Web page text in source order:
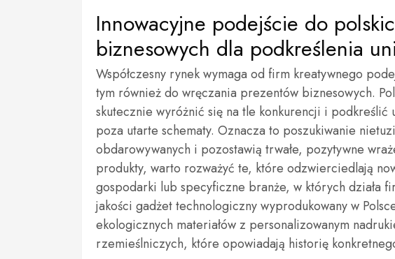
Innowacyjne podejście do
biznesowych dla podkreślenia
Współczesny rynek wymaga od firm kreatywnego
tym również do wręczania prezentów biznesowych.
skutecznie wyróżnić się na tle konkurencji i podkreślić
poza utarte schematy. Oznacza to poszukiwanie
obdarowywanych i pozostawią trwałe, pozytywne
produkty, warto rozważyć te, które odzwierciedlają
gospodarki lub specyficzne branże, w których działa
jakości gadżet technologiczny wyprodukowany w
ekologicznych materiałów z personalizowanym
rzemieślniczych, które opowiadają historię